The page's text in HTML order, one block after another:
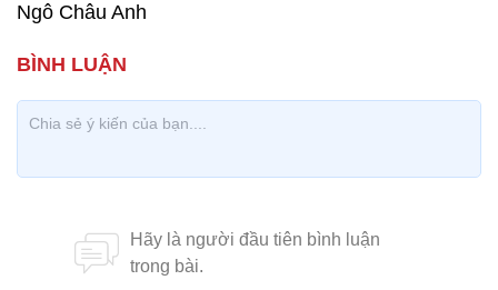
Ngô Châu Anh